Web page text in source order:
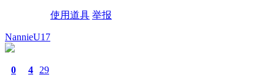
使用道具 举报
NannieU17
0 4 29